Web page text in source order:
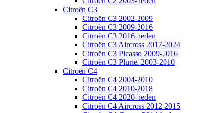
Citroën C3
Citroën C3 2002-2009
Citroën C3 2009-2016
Citroën C3 2016-heden
Citroën C3 Aircross 2017-2024
Citroën C3 Picasso 2009-2016
Citroën C3 Pluriel 2003-2010
Citroën C4
Citroën C4 2004-2010
Citroën C4 2010-2018
Citroën C4 2020-heden
Citroën C4 Aircross 2012-2015